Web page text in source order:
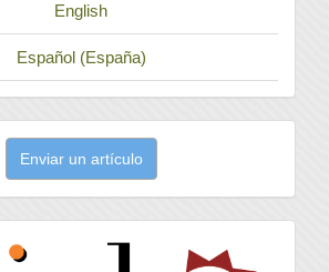
English
Español (España)
Enviar un artículo